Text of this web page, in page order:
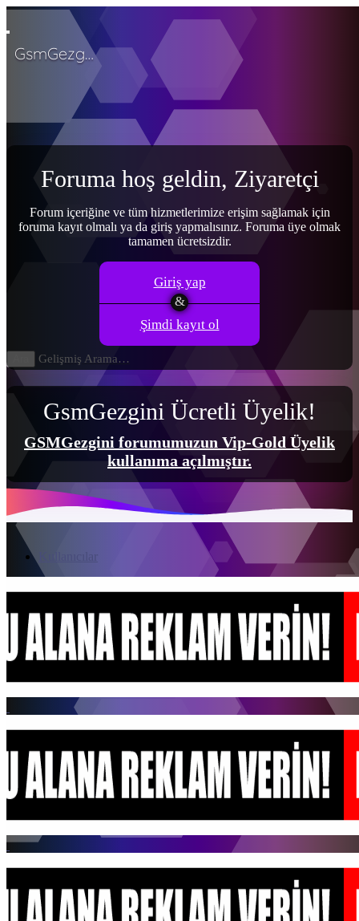
GsmGezgini
Ana sayfa
Son aktivite
Forumlar
Yeni mesajlar
Forumlarda ara
Neler yeni
Kullanıcılar
Yeni profil mesajları
Profil mesajlarında
Giriş yap
Kayıt ol
Gelişmiş Arama…
Menü
Foruma hoş geldin, Ziyaretçi
Forum içeriğine ve tüm hizmetlerimize erişim sağlamak için
foruma kayıt olmalı ya da giriş yapmalısınız. Foruma üye olmak
tamamen ücretsizdir.
Giriş yap
Şimdi kayıt ol
GsmGezgini Ücretli Üyelik!
GSMGezgini forumumuzun Vip-Gold Üyelik
kullanıma açılmıştır.
Kullanıcılar